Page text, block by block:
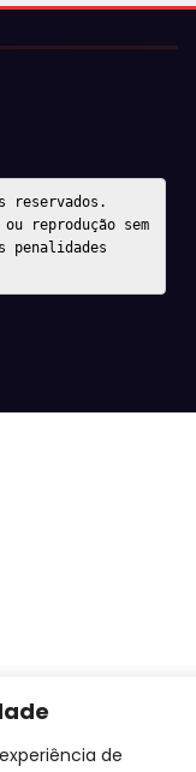
de
reservados.
reprodução sem
penalidades